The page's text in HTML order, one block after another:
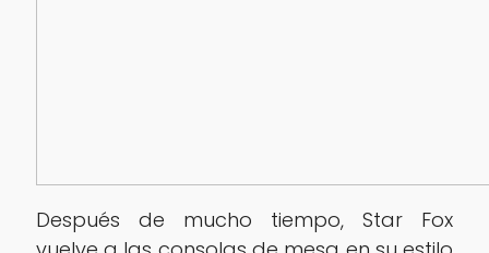
‎Después de mucho tiempo, Star Fox